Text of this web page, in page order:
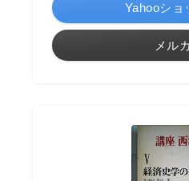
Yahooショ
メル